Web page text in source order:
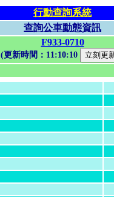
行動查詢系統
查詢公車動態資訊
F933-0710
(更新時間： 11:10:10